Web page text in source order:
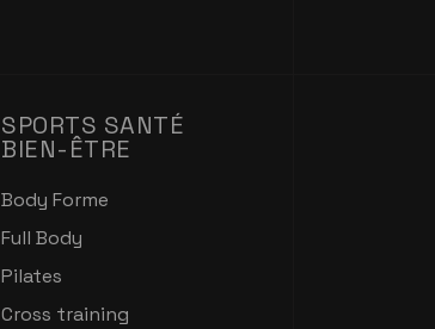
SPORTS SANTÉ
BIEN-ÊTRE
Body Forme
Full Body
Pilates
Cross training